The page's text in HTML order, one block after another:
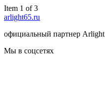
Item 1 of 3
arlight65.ru
официальный партнер Arlight
Мы в соцсетях